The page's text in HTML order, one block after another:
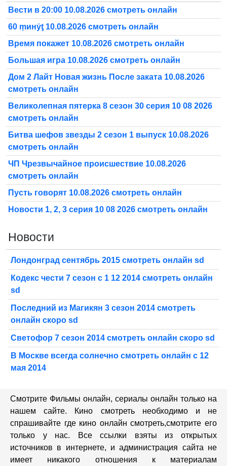
Вести в 20:00 10.08.2026 смотреть онлайн
60 ṃинẏƫ 10.08.2026 смотреть онлайн
Время покажет 10.08.2026 смотреть онлайн
Большая игра 10.08.2026 смотреть онлайн
Дом 2 Лайт Новая жизнь После заката 10.08.2026
смотреть онлайн
Великолепная пятерка 8 сезон 30 серия 10 08 2026
смотреть онлайн
Битва шефов звезды 2 сезон 1 выпуск 10.08.2026
смотреть онлайн
ЧП Чрезвычайное происшествие 10.08.2026
смотреть онлайн
Пусть говорят 10.08.2026 смотреть онлайн
Новости 1, 2, 3 серия 10 08 2026 смотреть онлайн
Новости
Лондонград сентябрь 2015 смотреть онлайн sd
Кодекс чести 7 сезон с 1 12 2014 смотреть онлайн
sd
Последний из Магикян 3 сезон 2014 смотреть
онлайн скоро sd
Светофор 7 сезон 2014 смотреть онлайн скоро sd
В Москве всегда солнечно смотреть онлайн с 12
мая 2014
Смотрите Фильмы онлайн, сериалы онлайн только на
нашем сайте. Кино смотреть необходимо и не
спрашивайте где кино онлайн смотреть,cмотрите его
только у нас. Все ссылки взяты из открытых
источников в интернете, и администрация сайта не
имеет никакого отношения к материалам